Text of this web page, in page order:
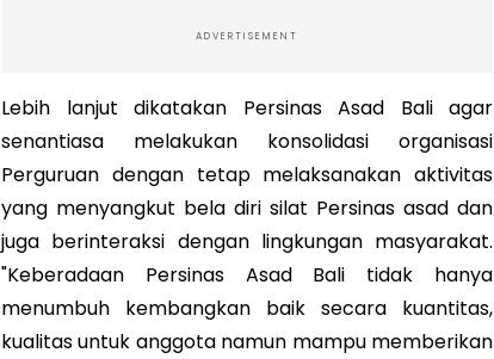
ADVERTISEMENT
Lebih lanjut dikatakan Persinas Asad Bali agar
senantiasa melakukan konsolidasi organisasi
Perguruan dengan tetap melaksanakan aktivitas
yang menyangkut bela diri silat Persinas asad dan
juga berinteraksi dengan lingkungan masyarakat.
"Keberadaan Persinas Asad Bali tidak hanya
menumbuh kembangkan baik secara kuantitas,
kualitas untuk anggota namun mampu memberikan